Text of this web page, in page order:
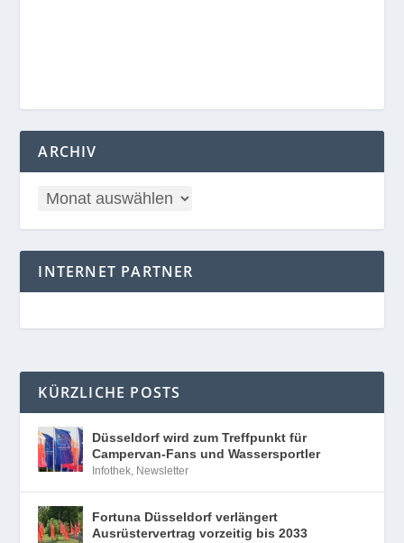
ARCHIV
INTERNET PARTNER
KÜRZLICHE POSTS
Düsseldorf wird zum Treffpunkt für
Campervan-Fans und Wassersportler
Infothek, Newsletter
Fortuna Düsseldorf verlängert
Ausrüstervertrag vorzeitig bis 2033